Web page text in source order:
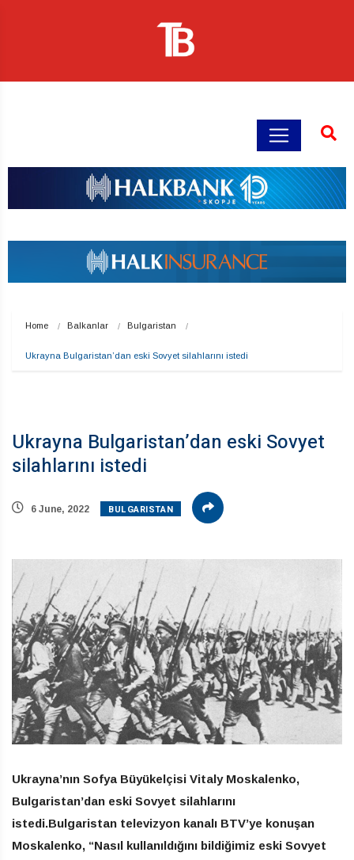
Home Balkanlar Bulgaristan
Ukrayna Bulgaristan’dan eski Sovyet silahlarını istedi
Ukrayna Bulgaristan’dan eski Sovyet
silahlarını istedi
6 June, 2022 BULGARISTAN
Ukrayna’nın Sofya Büyükelçisi Vitaly Moskalenko,
Bulgaristan’dan eski Sovyet silahlarını
istedi.Bulgaristan televizyon kanalı BTV’ye konuşan
Moskalenko, “Nasıl kullanıldığını bildiğimiz eski Sovyet